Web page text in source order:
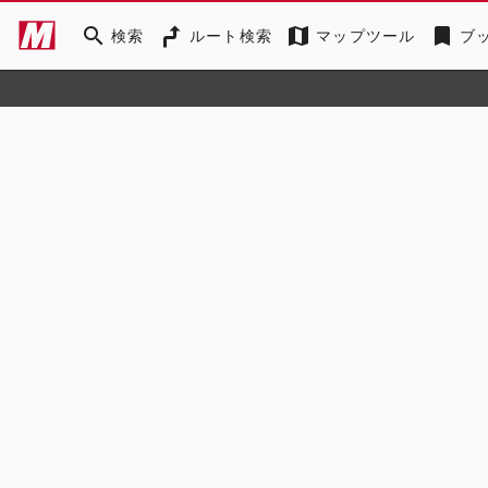
search 検索 ルート検索 map マップツール bookmark ブ